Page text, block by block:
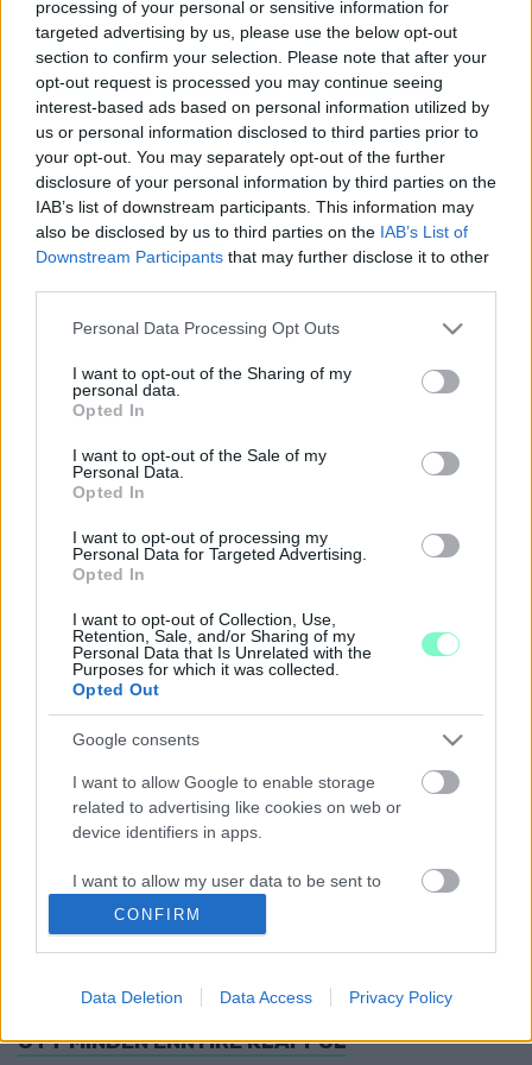
processing of your personal or sensitive information for
targeted advertising by us, please use the below opt-out
section to confirm your selection. Please note that after your
opt-out request is processed you may continue seeing
interest-based ads based on personal information utilized by
us or personal information disclosed to third parties prior to
your opt-out. You may separately opt-out of the further
disclosure of your personal information by third parties on the
IAB’s list of downstream participants. This information may
also be disclosed by us to third parties on the IAB’s List of
Downstream Participants that may further disclose it to other
Please note that this website/app uses one or more Google
not limited to your visit or usage behaviour. You may click to
grant or deny consent to Google and its third-party tags to
use your data for below specified purposes in below Google
consent section.
Personal Data Processing Opt Outs
I want to opt-out of the Sharing of my
personal data.
Opted In
I want to opt-out of the Sale of my
Personal Data.
Opted In
I want to opt-out of processing my
Personal Data for Targeted Advertising.
Opted In
I want to opt-out of Collection, Use,
Retention, Sale, and/or Sharing of my
Personal Data that Is Unrelated with the
Purposes for which it was collected.
Opted Out
Google consents
I want to allow Google to enable storage
related to advertising like cookies on web or
device identifiers in apps.
I want to allow my user data to be sent to
Google for online advertising purposes.
I want to allow Google to send me
related to analytics like cookies on web or
CONFIRM
Data Deletion Data Access Privacy Policy
jelenben még van valami: teli doboz szombathelyi kép, s róluk a
Szombathely-mániás Prieger Zsoltnak, a város zenész-író-
tanár-örökmozgó szülöttének mindig eszébe is jut egy-egy
személyes történet, gondolat vagy éppen szerelmi vallomás.
Hetente jelentkező sorozatunk első darabját olvashatják.
HOLNAP TARTJÁK AZ ELŐKÉSZÍTŐ ÜLÉST A
TAVALYI SZOMBATHELYI HALÁLOS
MUNKABALESET MIATT
2020. június. 24. 12:11
Egy beton fedlap dőlt rá az egyik munkásra még 2019-ben.
CSŐTÖRÉS VAN A DERKOVITSON, SZÜNETEL
AZ IVÓVÍZ SZOLGÁLTATÁS
2020. május. 22. 10:35
SZÉPEN ALAKUL A DERKOVITS ÚJ KÖZPARKJA
2020. március. 30. 09:52
Már csak a virágok és a vírusmentes közélet hiányzik.
A PARKOLÓT ÉS A KERÍTÉST ÁTADTÁK, A
JÁRDA MÉG KÉSZÜL, DE A RÉGI BUSZFORDULÓ
ÁTÉPÍTÉSE IS TERVBEN VAN A SZOMBATHELYI
DERKOVITS LAKÓTELEPEN
2020. március. 10. 10:53
Kezd látszódni a város közlekedésére fordított plusz pénz
eredménye.
RENDSZERESEN NYERS MÁJJAL DOBÁLJA MEG
VALAKI A SZOMBATHELYI DERKOVITS
LAKÓTELEPEN PARKOLÓ AUTÓKAT
2020. január. 29. 09:18
Rongálás és köztisztasági szabálysértés is fennállhat, a látvány
kifejezetten undorító.
BESURRANÓK JÁRNAK A SZOMBATHELYI
2019. július. 04. 18:58
Ildikó beszámolója szerint csak a kutyájuknak köszönhető, hogy
nem járt sikerrel a bűnöző egy Váci Mihály utcai társasházban
szerda este.
VALAMIT NAGYON TUDHATNAK A
OTT MINDEN ENNYIRE KLAPPOL